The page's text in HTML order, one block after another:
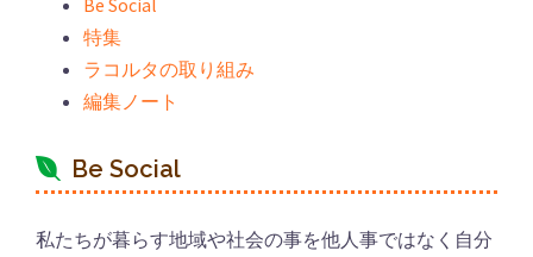
Be Social
特集
ラコルタの取り組み
編集ノート
Be Social
私たちが暮らす地域や社会の事を他人事ではなく自分